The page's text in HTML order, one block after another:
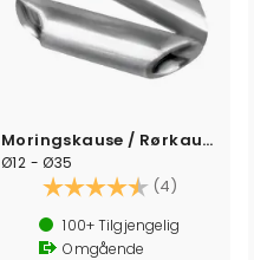
Moringskause / Rørkause
Ø12 - Ø35
Karakter: (4)
100+Tilgjengelig
Omgående